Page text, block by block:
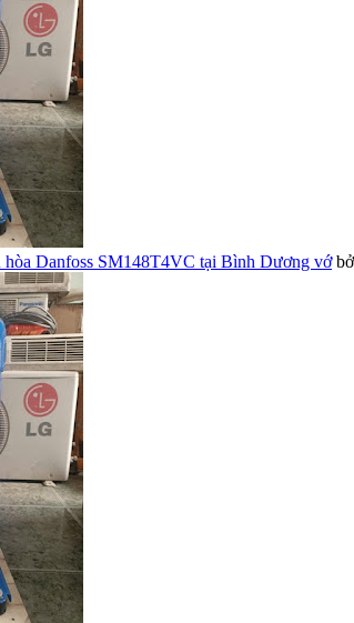
hòa Danfoss SM148T4VC tại Bình Dương vớ